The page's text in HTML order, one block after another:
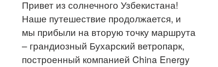
Привет из солнечного Узбекистана!
Наше путешествие продолжается, и
мы прибыли на вторую точку маршрута
– грандиозный Бухарский ветропарк,
построенный компанией China Energy